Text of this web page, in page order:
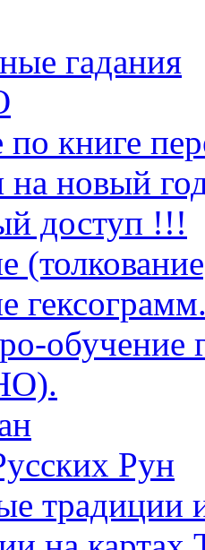
гадания
по книге
на новый
доступ !!!
обучение
Рун
традиции